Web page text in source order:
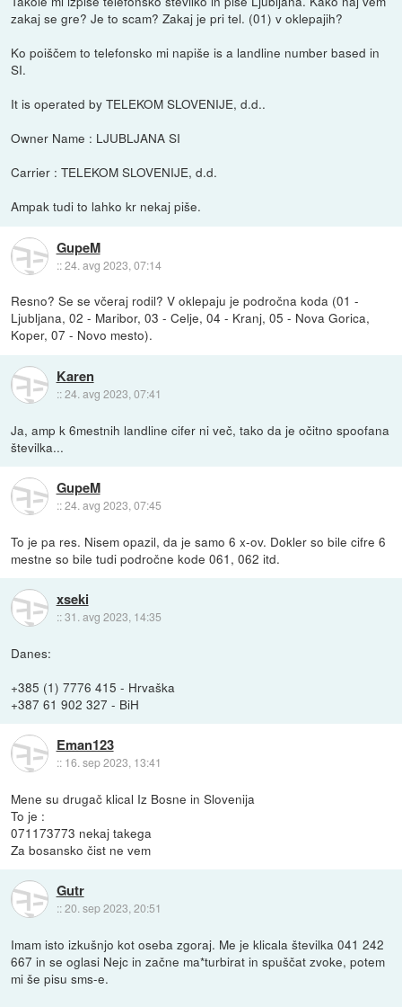
zakaj se gre? Je to scam? Zakaj je pri tel. (01) v oklepajih?
Ko poiščem to telefonsko mi napiše is a landline number based in
SI.
It is operated by TELEKOM SLOVENIJE, d.d..
Owner Name : LJUBLJANA SI
Carrier : TELEKOM SLOVENIJE, d.d.
Ampak tudi to lahko kr nekaj piše.
GupeM
::24. avg 2023, 07:14
Resno? Se se včeraj rodil? V oklepaju je področna koda (01 -
Ljubljana, 02 - Maribor, 03 - Celje, 04 - Kranj, 05 - Nova Gorica,
Koper, 07 - Novo mesto).
Karen
::24. avg 2023, 07:41
Ja, amp k 6mestnih landline cifer ni več, tako da je očitno spoofana
številka...
GupeM
::24. avg 2023, 07:45
To je pa res. Nisem opazil, da je samo 6 x-ov. Dokler so bile cifre 6
mestne so bile tudi področne kode 061, 062 itd.
xseki
::31. avg 2023, 14:35
Danes:
+385 (1) 7776 415 - Hrvaška
+387 61 902 327 - BiH
Eman123
:: 16. sep 2023, 13:41
Mene su drugač klical Iz Bosne in Slovenija
To je :
071173773 nekaj takega
Za bosansko čist ne vem
Gutr
::20. sep 2023, 20:51
Imam isto izkušnjo kot oseba zgoraj. Me je klicala številka 041 242
667 in se oglasi Nejc in začne ma*turbirat in spuščat zvoke, potem
mi še pisu sms-e.